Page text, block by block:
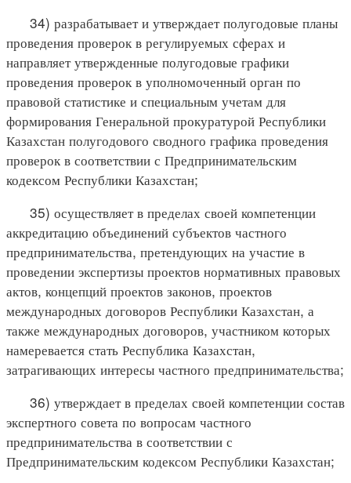
34) разрабатывает и утверждает полугодовые планы
проведения проверок в регулируемых сферах и
направляет утвержденные полугодовые графики
проведения проверок в уполномоченный орган по
правовой статистике и специальным учетам для
формирования Генеральной прокуратурой Республики
Казахстан полугодового сводного графика проведения
проверок в соответствии с Предпринимательским
кодексом Республики Казахстан;
35) осуществляет в пределах своей компетенции
аккредитацию объединений субъектов частного
предпринимательства, претендующих на участие в
проведении экспертизы проектов нормативных правовых
актов, концепций проектов законов, проектов
международных договоров Республики Казахстан, а
также международных договоров, участником которых
намеревается стать Республика Казахстан,
затрагивающих интересы частного предпринимательства;
36) утверждает в пределах своей компетенции состав
экспертного совета по вопросам частного
предпринимательства в соответствии с
Предпринимательским кодексом Республики Казахстан;